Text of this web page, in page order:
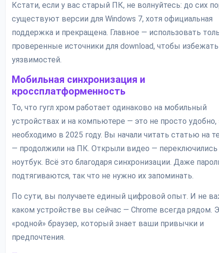
Кстати, если у вас старый ПК, не волнуйтесь: до сих
существуют версии для Windows 7, хотя официальная
поддержка и прекращена. Главное — использовать
проверенные источники для download, чтобы избежать
уязвимостей.
Мобильная синхронизация и
кроссплатформенность
То, что гугл хром работает одинаково на мобильный
устройствах и на компьютере — это не просто удобно,
необходимо в 2025 году. Вы начали читать статью на
— продолжили на ПК. Открыли видео — переключились
ноутбук. Всё это благодаря синхронизации. Даже
подтягиваются, так что не нужно их запоминать.
По сути, вы получаете единый цифровой опыт. И не
каком устройстве вы сейчас — Chrome всегда рядом.
«родной» браузер, который знает ваши привычки и
предпочтения.